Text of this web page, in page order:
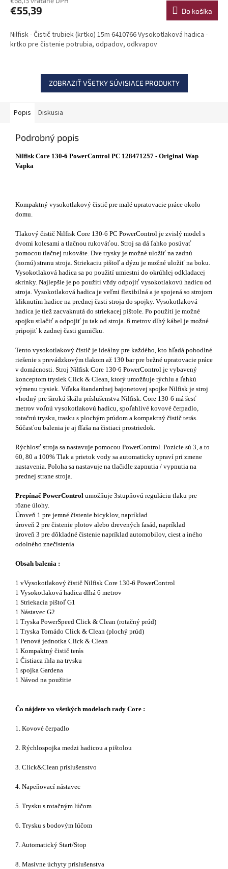
€55,39 Do košíka
Nilfisk - Čistič trubiek (krtko) 15m 6410766 Vysokotlaková hadica -
krtko pre čistenie potrubia, odpadov, odkvapov
ZOBRAZIŤ VŠETKY SÚVISIACE PRODUKTY
Popis Diskusia
Podrobný popis
Nilfisk Core 130-6 PowerControl PC 128471257 - Original Wap
Vapka
Kompaktný vysokotlakový čistič pre malé upratovacie práce okolo
domu.
Tlakový čistič Nilfisk Core 130-6 PC PowerControl je zvislý model s
dvomi kolesami a tlačnou rukoväťou. Stroj sa dá ľahko posúvať
pomocou tlačnej rukoväte. Dve trysky je možné uložiť na zadnú
(hornú) stranu stroja. Striekaciu pištoľ a dýzu je možné uložiť na boku.
Vysokotlaková hadica sa po použití umiestni do okrúhlej odkladacej
skrinky. Najlepšie je po použití vždy odpojiť vysokotlakovú hadicu od
stroja. Vysokotlaková hadica je veľmi flexibilná a je spojená so strojom
kliknutím hadice na prednej časti stroja do spojky. Vysokotlaková
hadica je tiež zacvaknutá do striekacej pištole. Po použití je možné
spojku stlačiť a odpojiť ju tak od stroja. 6 metrov dlhý kábel je možné
pripojiť k zadnej časti gumičku.
Tento vysokotlakový čistič je ideálny pre každého, kto hľadá pohodlné
riešenie s prevádzkovým tlakom až 130 bar pre bežné upratovacie práce
v domácnosti. Stroj Nilfisk Core 130-6 PowerControl je vybavený
konceptom trysiek Click & Clean, ktorý umožňuje rýchlu a ľahkú
výmenu trysiek. Vďaka štandardnej bajonetovej spojke Nilfisk je stroj
vhodný pre širokú škálu príslušenstva Nilfisk. Core 130-6 má šesť
metrov voľnú vysokotlakovú hadicu, spoľahlivé kovové čerpadlo,
rotačnú trysku, trasku s plochým prúdom a kompaktný čistič terás.
Súčasťou balenia je aj fľaša na čistiaci prostriedok.
Rýchlosť stroja sa nastavuje pomocou PowerControl. Pozície sú 3, a to
60, 80 a 100% Tlak a prietok vody sa automaticky upraví pri zmene
nastavenia. Poloha sa nastavuje na tlačidle zapnutia / vypnutia na
prednej strane stroja.
Prepínač PowerControl umožňuje 3stupňovú reguláciu tlaku pre
rôzne úlohy.
Úroveň 1 pre jemné čistenie bicyklov, napríklad
úroveň 2 pre čistenie plotov alebo drevených fasád, napríklad
úroveň 3 pre dôkladné čistenie napríklad automobilov, ciest a iného
odolného znečistenia
Obsah balenia :
1 vVysokotlakový čistič Nilfisk Core 130-6 PowerControl
1 Vysokotlaková hadica dlhá 6 metrov
1 Striekacia pištoľ G1
1 Nástavec G2
1 Tryska PowerSpeed Click & Clean (rotačný prúd)
1 Tryska Tornádo Click & Clean (plochý prúd)
1 Penová jednotka Click & Clean
1 Kompaktný čistič terás
1 Čistiaca ihla na trysku
1 spojka Gardena
1 Návod na použitie
Čo nájdete vo všetkých modeloch rady Core :
1. Kovové čerpadlo
2. Rýchlospojka medzi hadicou a pištolou
3. Click&Clean príslušenstvo
4. Napeňovací nástavec
5. Trysku s rotačným lúčom
6. Trysku s bodovým lúčom
7. Automatický Start/Stop
8. Masívne úchyty príslušenstva